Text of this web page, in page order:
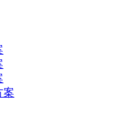
案